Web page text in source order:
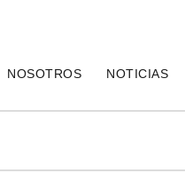
NOSOTROS NOTICIAS